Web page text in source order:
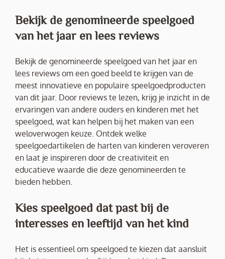
Bekijk de genomineerde speelgoed
van het jaar en lees reviews
Bekijk de genomineerde speelgoed van het jaar en
lees reviews om een goed beeld te krijgen van de
meest innovatieve en populaire speelgoedproducten
van dit jaar. Door reviews te lezen, krijg je inzicht in de
ervaringen van andere ouders en kinderen met het
speelgoed, wat kan helpen bij het maken van een
weloverwogen keuze. Ontdek welke
speelgoedartikelen de harten van kinderen veroveren
en laat je inspireren door de creativiteit en
educatieve waarde die deze genomineerden te
bieden hebben.
Kies speelgoed dat past bij de
interesses en leeftijd van het kind
Het is essentieel om speelgoed te kiezen dat aansluit